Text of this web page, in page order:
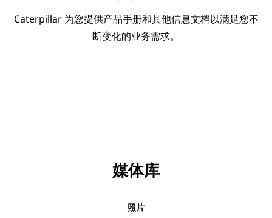
Caterpillar 为您提供产品手册和其他信息文档以满足您不
断变化的业务需求。
媒体库
照片